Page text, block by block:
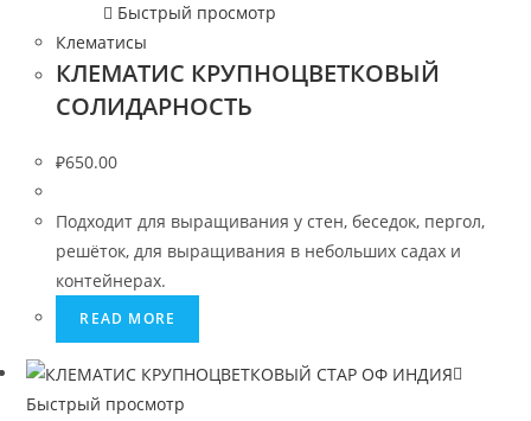
Быстрый просмотр
Клематисы
КЛЕМАТИС КРУПНОЦВЕТКОВЫЙ
СОЛИДАРНОСТЬ
₽650.00
Подходит для выращивания у стен, беседок, пергол,
решёток, для выращивания в небольших садах и
контейнерах.
READ MORE
Быстрый просмотр